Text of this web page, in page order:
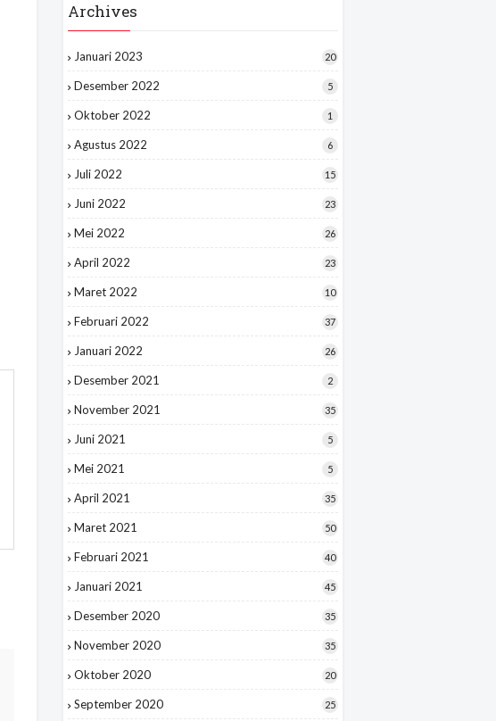
Archives
Januari 2023 20
Desember 2022 5
Oktober 2022 1
Agustus 2022 6
Juli 2022 15
Juni 2022 23
Mei 2022 26
April 2022 23
Maret 2022 10
Februari 2022 37
Januari 2022 26
Desember 2021 2
November 2021 35
Juni 2021 5
Mei 2021 5
April 2021 35
Maret 2021 50
Februari 2021 40
Januari 2021 45
Desember 2020 35
November 2020 35
Oktober 2020 20
September 2020 25